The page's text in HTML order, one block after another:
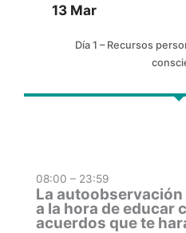
13 Mar
Día 1 – Recursos
08:00 – 23:59
La autoobservación
a la hora de educar
acuerdos que te